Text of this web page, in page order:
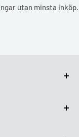
utan minsta inköp.